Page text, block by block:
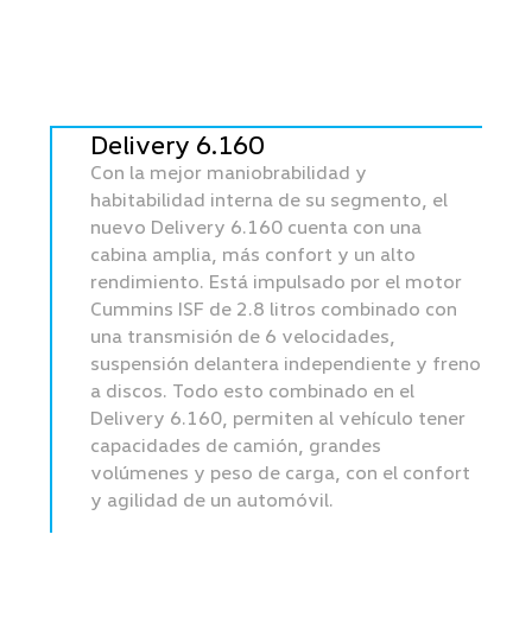
Delivery 6.160
Con la mejor maniobrabilidad y
habitabilidad interna de su segmento, el
nuevo Delivery 6.160 cuenta con una
cabina amplia, más confort y un alto
rendimiento. Está impulsado por el motor
Cummins ISF de 2.8 litros combinado con
una transmisión de 6 velocidades,
suspensión delantera independiente y freno
a discos. Todo esto combinado en el
Delivery 6.160, permiten al vehículo tener
capacidades de camión, grandes
volúmenes y peso de carga, con el confort
y agilidad de un automóvil.